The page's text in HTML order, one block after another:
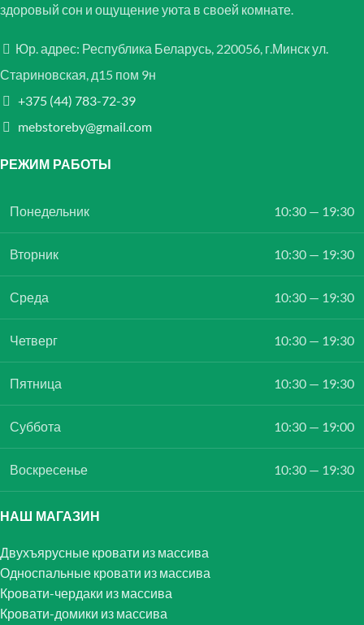
здоровый сон и ощущение уюта в своей комнате.
Юр. адрес: Республика Беларусь, 220056, г.Минск ул.
Стариновская, д15 пом 9н
+375 (44) 783-72-39
mebstoreby@gmail.com
РЕЖИМ РАБОТЫ
Понедельник 10:30 — 19:30
Вторник 10:30 — 19:30
Среда 10:30 — 19:30
Четверг 10:30 — 19:30
Пятница 10:30 — 19:30
Суббота 10:30 — 19:00
Воскресенье 10:30 — 19:30
НАШ МАГАЗИН
Двухъярусные кровати из массива
Односпальные кровати из массива
Кровати-чердаки из массива
Кровати-домики из массива